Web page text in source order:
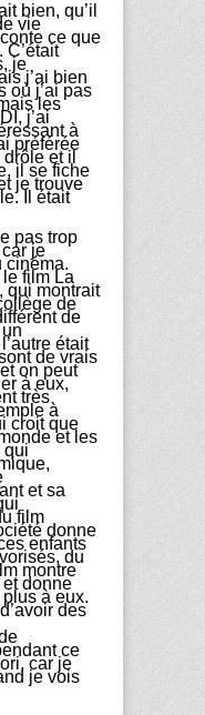
bien, qu’il
vie
ce que
C’était
je
j’ai bien
où j’ai pas
les
j’ai
à
préférée
et il
il se fiche
je trouve
Il était
pas trop
je
cinéma.
film La
qui montrait
de
de
était
de vrais
on peut
à eux,
très
à
croit que
et les
qui
et sa
film
donne
enfants
du
montre
donne
à eux.
des
ce
car je
je vois